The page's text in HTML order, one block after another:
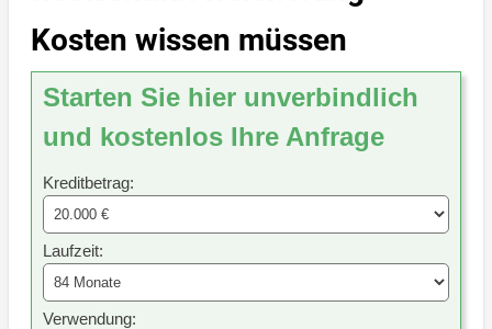
Kosten wissen müssen
Starten Sie hier unverbindlich
und kostenlos Ihre Anfrage
Kreditbetrag:
Laufzeit:
Verwendung: